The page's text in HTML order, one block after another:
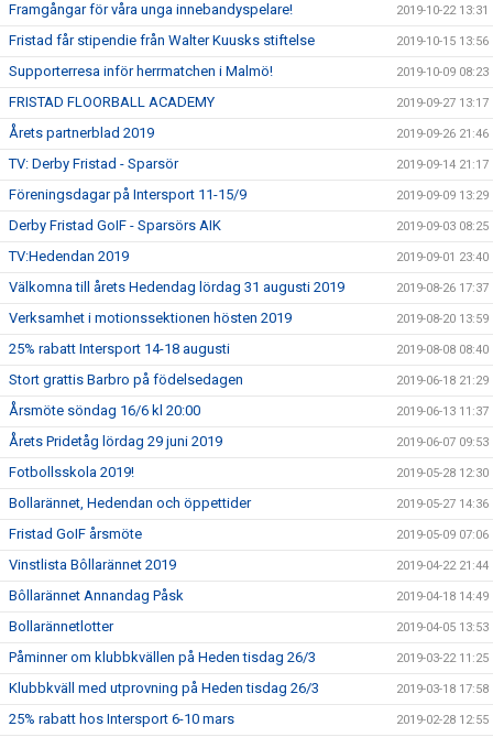
Framgångar för våra unga innebandyspelare! 2019-10-22 13:31
Fristad får stipendie från Walter Kuusks stiftelse 2019-10-15 13:56
Supporterresa inför herrmatchen i Malmö! 2019-10-09 08:23
FRISTAD FLOORBALL ACADEMY 2019-09-27 13:17
Årets partnerblad 2019 2019-09-26 21:46
TV: Derby Fristad - Sparsör 2019-09-14 21:17
Föreningsdagar på Intersport 11-15/9 2019-09-09 13:29
Derby Fristad GoIF - Sparsörs AIK 2019-09-03 08:25
TV:Hedendan 2019 2019-09-01 23:40
Välkomna till årets Hedendag lördag 31 augusti 2019 2019-08-26 17:37
Verksamhet i motionssektionen hösten 2019 2019-08-20 13:59
25% rabatt Intersport 14-18 augusti 2019-08-08 08:40
Stort grattis Barbro på födelsedagen 2019-06-18 21:29
Årsmöte söndag 16/6 kl 20:00 2019-06-13 11:37
Årets Pridetåg lördag 29 juni 2019 2019-06-07 09:53
Fotbollsskola 2019! 2019-05-28 12:30
Bollarännet, Hedendan och öppettider 2019-05-27 14:36
Fristad GoIF årsmöte 2019-05-09 07:06
Vinstlista Bôllarännet 2019 2019-04-22 21:44
Bôllarännet Annandag Påsk 2019-04-18 14:49
Bollarännetlotter 2019-04-05 13:53
Påminner om klubbkvällen på Heden tisdag 26/3 2019-03-22 11:25
Klubbkväll med utprovning på Heden tisdag 26/3 2019-03-18 17:58
25% rabatt hos Intersport 6-10 mars 2019-02-28 12:55